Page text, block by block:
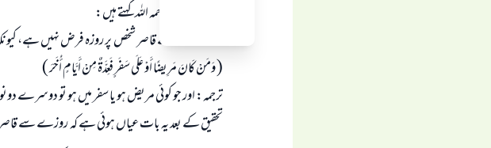
شیخ ابن عثیمین رحمہ اللہ کہتے ہیں:
"روزہ رکھنے سے قاصر شخص پر روزہ فرض نہیں ہے،
( وَمَنْ كَانَ مَرِيضًا أَوْ عَلَى سَفَرٍ فَعِدَّةٌ مِنْ أَيَّامٍ أُخَرَ )
ترجمہ: اور جو کوئی مریض ہو یا سفر میں ہو تو دوسرے
تحقیق کے بعد یہ بات عیاں ہوئی ہے کہ روزے سے